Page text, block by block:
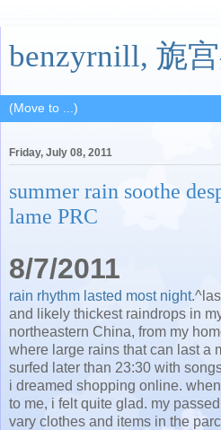
benzyrnill, 旎
Friday, July 08, 2011
summer rain soothe
lame PRC
8/7/2011
rain rhythm lasted most night.
and likely thickest raindrops in
northeastern China, from my
where large rains that can last a
surfed later than 23:30 with
i dreamed shopping online.
to me, i felt quite glad. my
vary clothes and items in the